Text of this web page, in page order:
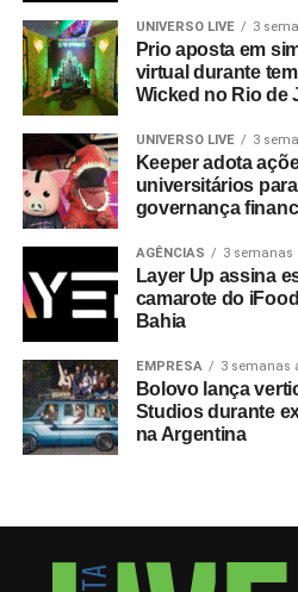
UNIVERSO LIVE 3
Prio aposta em
virtual durante
Wicked no Rio de
UNIVERSO LIVE 3
Keeper adota
universitários
governança
AGÊNCIAS 3 semanas
Layer Up assina
camarote do
Bahia
EMPRESA 3 semanas
Bolovo lança
Studios durante
na Argentina